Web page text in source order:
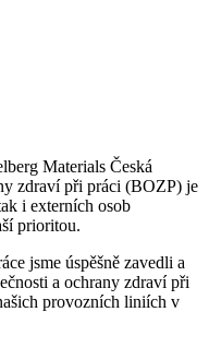
Materials Česká
zdraví při práci (BOZP) je
i externích osob
prioritou.
jsme úspěšně zavedli a
a ochrany zdraví při
provozních liniích v